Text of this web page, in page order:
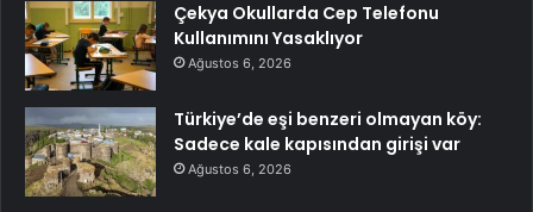
Çekya Okullarda Cep Telefonu
Kullanımını Yasaklıyor
Ağustos 6, 2026
Türkiye’de eşi benzeri olmayan köy:
Sadece kale kapısından girişi var
Ağustos 6, 2026